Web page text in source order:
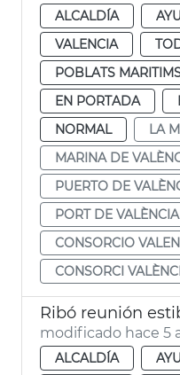
ALCALDÍA
VALENCIA
POBLATS
EN PORTADA
NORMAL
LA
MARINA DE
PUERTO DE
PORT DE VALÈNCIA
CONSORCIO
CONSORCI
Ribó reunión
modificado hace 5
ALCALDÍA